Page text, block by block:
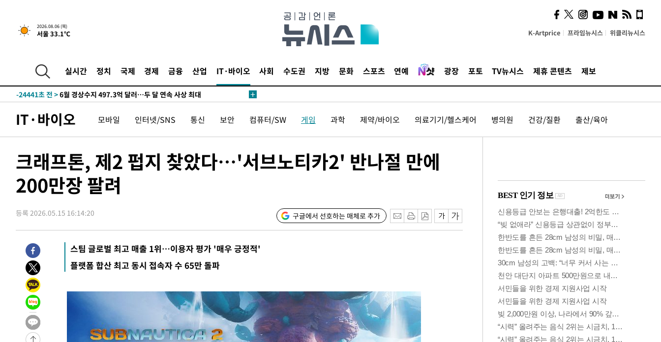
2026.08.06 (목)
서울 33.1℃ K-Artprice 프라임뉴시스 위클리뉴시스
실시간 정치 국제 경제 금융 산업 IT·바이오 사회 수도권 지방 문화 스포츠 연예 광장 포토 TV뉴시스 제휴 콘텐츠 제보
-31883초 전 >[속보]전남광주 초대 시민추천 부시장에 백승주·윤난실
-29444초 전 >서울 열대야 15일째 지속…비공식 '초열대야' 30도 넘어
-27994초 전 >
[속보]코스피, 119.51포인트(1.81%) 내린 6478.75 개장
-24441초 전 >
-24392초 전 >서울 낮 39도 '폭염중대경보'…40도 관측 가능성도
-13927초 전 > [속보] 호르무즈 해협 이란-오만 협상 기대속 뉴욕증시 혼조 마감 다
-12282초 전 >[속보] 이란 대통령 "지금 최고지도자와 소통하기가 매우 어려워"
-31883초 전 >[속보]전남광주 초대 시민추천 부시장에 백승주·윤난실
-29444초 전 > 서울 열대야 15일째 지속…비공식 '초열대야' 30도 넘어
-28011초 전 >[속보]코스닥, 2.15포인트(0.27%) 내린 797.44 출발
-24441초 전 >6월 경상수지 497.3억 달러…두 달 연속 사상 최대
-24392초 전 >서울 낮 39도 '폭염중대경보'…40도 관측 가능성도
-21754초 전 >
미 워싱턴주 스포캔 시의 통제불능 3개 산불, 방화선 일부 구축
-13927초 전 >
[속보] 호르무즈 해협 이란-오만 협상 기대속 뉴욕증시 혼조 마감 다
우 0.49%↑
-12282초 전 >
[속보] 이란 대통령 "지금 최고지도자와 소통하기가 매우 어려워"
취임 3년 인터뷰
52분 전 >
IT·바이오 모바일 인터넷/SNS 통신 보안 컴퓨터/SW 게임 과학 제약/바이오 의료기기/헬스케어 병의원 건강/질환 출산/육아
크래프톤, 제2 펍지 찾았다…'서브노티카2' 반나절 만에
200만장 팔려
등록 2026.05.15 16:14:20 구글에서 선호하는 매체로 추가
스팀 글로벌 최고 매출 1위…이용자 평가 '매우 긍정적'
플랫폼 합산 최고 동시 접속자 수 65만 돌파
카페사장들 "배달플랫폼 상
생안이 더 절실"